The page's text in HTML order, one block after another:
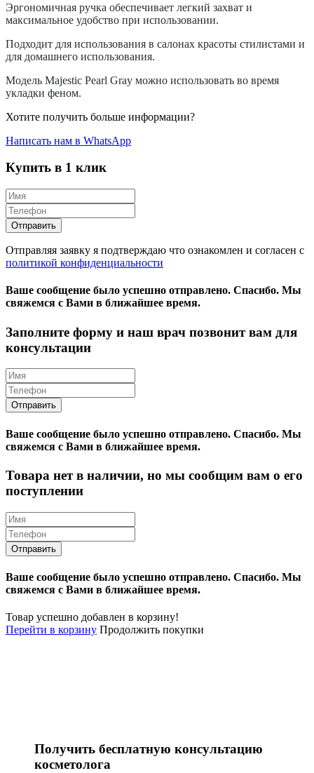
Эргономичная ручка обеспечивает легкий захват и
максимальное удобство при использовании.
Подходит для использования в салонах красоты стилистами и
для домашнего использования.
Модель Majestic Pearl Gray можно использовать во время
укладки феном.
Хотите получить больше информации?
Написать нам в WhatsApp
Купить в 1 клик
Отправляя заявку я подтверждаю что ознакомлен и согласен с
политикой конфиденциальности
Ваше сообщение было успешно отправлено. Спасибо. Mы
свяжемся с Вами в ближайшее время.
Заполните форму и наш врач позвонит вам для
консультации
Ваше сообщение было успешно отправлено. Спасибо. Mы
свяжемся с Вами в ближайшее время.
Товара нет в наличии, но мы сообщим вам о его
поступлении
Ваше сообщение было успешно отправлено. Спасибо. Mы
свяжемся с Вами в ближайшее время.
Товар успешно добавлен в корзину!
Перейти в корзину Продолжить покупки
Получить бесплатную консультацию
косметолога